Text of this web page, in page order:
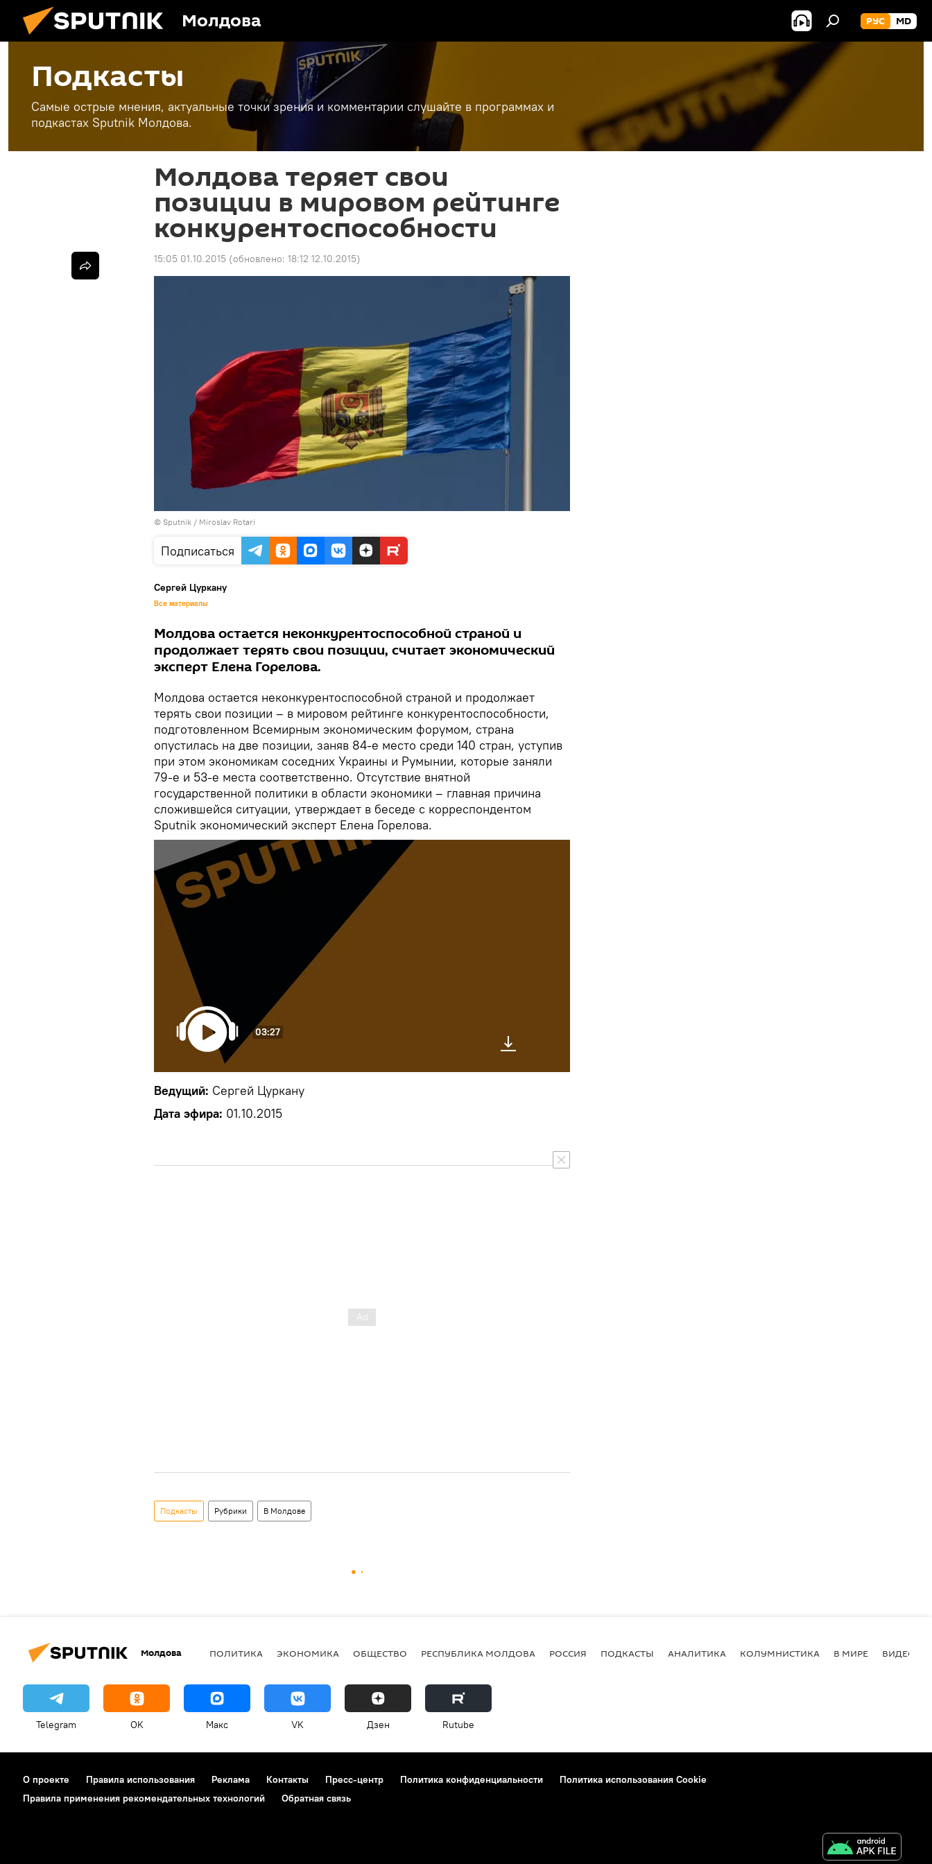
Молдова РУС MD
Подкасты
Самые острые мнения, актуальные точки зрения и комментарии слушайте в программах и
подкастах Sputnik Молдова.
Молдова теряет свои
позиции в мировом рейтинге
конкурентоспособности
15:05 01.10.2015 (обновлено: 18:12 12.10.2015)
© Sputnik / Miroslav Rotari
Подписаться
Сергей Цуркану
Все материалы
Молдова остается неконкурентоспособной страной и
продолжает терять свои позиции, считает экономический
эксперт Елена Горелова.
Молдова остается неконкурентоспособной страной и продолжает
терять свои позиции – в мировом рейтинге конкурентоспособности,
подготовленном Всемирным экономическим форумом, страна
опустилась на две позиции, заняв 84-е место среди 140 стран, уступив
при этом экономикам соседних Украины и Румынии, которые заняли
79-е и 53-е места соответственно. Отсутствие внятной
государственной политики в области экономики – главная причина
сложившейся ситуации, утверждает в беседе с корреспондентом
Sputnik экономический эксперт Елена Горелова.
03:27
Ведущий: Сергей Цуркану
Дата эфира: 01.10.2015
Подкасты Рубрики В Молдове
Молдова ПОЛИТИКА ЭКОНОМИКА ОБЩЕСТВО РЕСПУБЛИКА МОЛДОВА РОССИЯ ПОДКАСТЫ АНАЛИТИКА КОЛУМНИСТИКА В МИРЕ ВИДЕО
Telegram OK Макс VK Дзен Rutube
О проекте Правила использования Реклама Контакты Пресс-центр Политика конфиденциальности
Политика использования Cookie
Правила применения рекомендательных технологий
Обратная связь